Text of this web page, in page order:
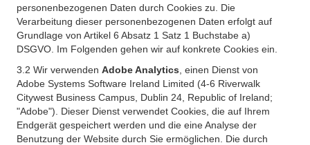
personenbezogenen Daten durch Cookies zu. Die
Verarbeitung dieser personenbezogenen Daten erfolgt auf
Grundlage von Artikel 6 Absatz 1 Satz 1 Buchstabe a)
DSGVO. Im Folgenden gehen wir auf konkrete Cookies ein.
3.2 Wir verwenden Adobe Analytics , einen Dienst von
Adobe Systems Software Ireland Limited (4-6 Riverwalk
Citywest Business Campus, Dublin 24, Republic of Ireland;
"Adobe"). Dieser Dienst verwendet Cookies, die auf Ihrem
Endgerät gespeichert werden und die eine Analyse der
Benutzung der Website durch Sie ermöglichen. Die durch